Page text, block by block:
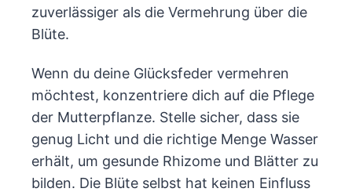
zuverlässiger als die Vermehrung über die
Blüte.
Wenn du deine Glücksfeder vermehren
möchtest, konzentriere dich auf die Pflege
der Mutterpflanze. Stelle sicher, dass sie
genug Licht und die richtige Menge Wasser
erhält, um gesunde Rhizome und Blätter zu
bilden. Die Blüte selbst hat keinen Einfluss